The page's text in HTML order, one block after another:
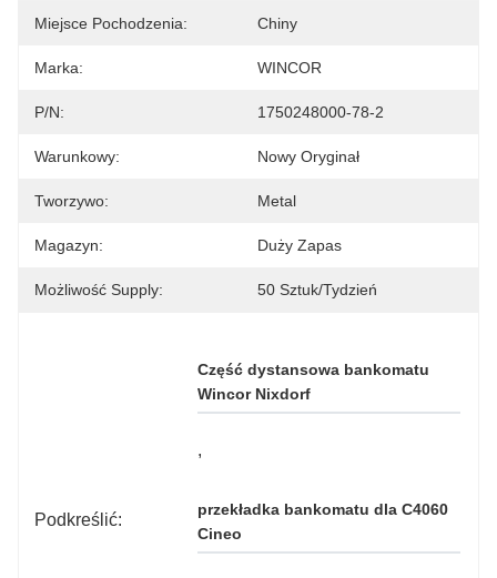
Miejsce Pochodzenia: Chiny
Marka: WINCOR
P/N: 1750248000-78-2
Warunkowy: Nowy Oryginał
Tworzywo: Metal
Magazyn: Duży Zapas
Możliwość Supply: 50 Sztuk/tydzień
Podkreślić:
Część dystansowa bankomatu
Wincor Nixdorf
,
przekładka bankomatu dla C4060
Cineo